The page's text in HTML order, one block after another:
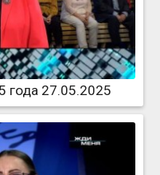
года 27.05.2025